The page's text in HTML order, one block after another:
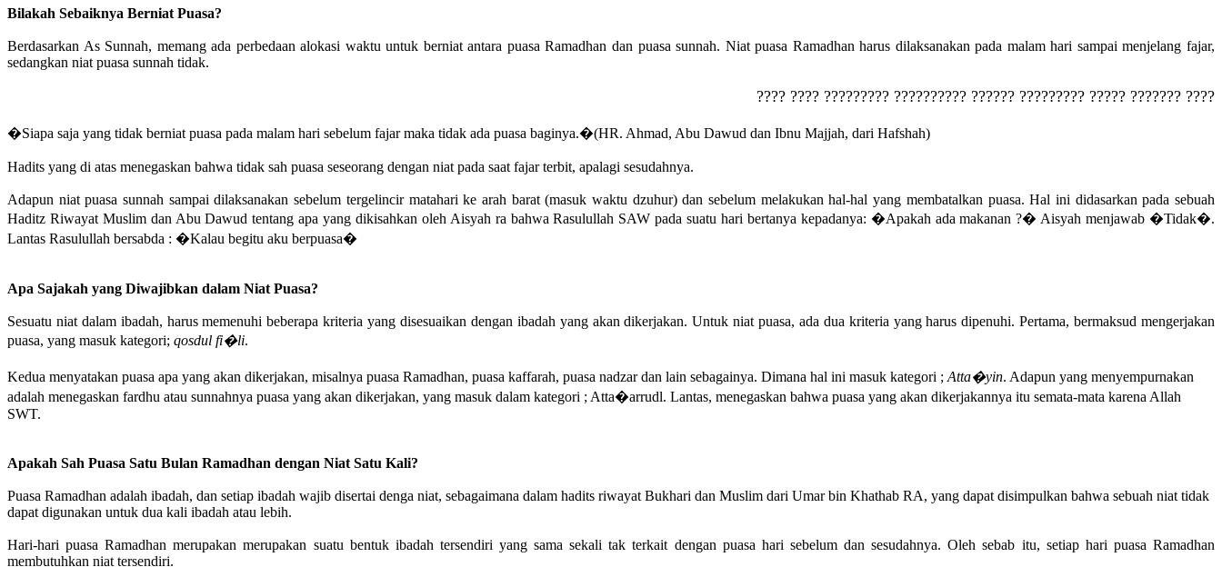
Bilakah Sebaiknya Berniat Puasa?
Berdasarkan As Sunnah, memang ada perbedaan alokasi waktu untuk berniat antara puasa Ramadhan dan puasa sunnah. Niat puasa Ramadhan harus dilaksanakan pada malam hari sampai menjelang fajar,
sedangkan niat puasa sunnah tidak.
???? ???? ????????? ?????????? ?????? ????????? ????? ??????? ????
�Siapa saja yang tidak berniat puasa pada malam hari sebelum fajar maka tidak ada puasa baginya.�(HR. Ahmad, Abu Dawud dan Ibnu Majjah, dari Hafshah)
Hadits yang di atas menegaskan bahwa tidak sah puasa seseorang dengan niat pada saat fajar terbit, apalagi sesudahnya.
Adapun niat puasa sunnah sampai dilaksanakan sebelum tergelincir matahari ke arah barat (masuk waktu dzuhur) dan sebelum melakukan hal-hal yang membatalkan puasa. Hal ini didasarkan pada sebuah
Haditz Riwayat Muslim dan Abu Dawud tentang apa yang dikisahkan oleh Aisyah ra bahwa Rasulullah SAW pada suatu hari bertanya kepadanya: �Apakah ada makanan ?� Aisyah menjawab �Tidak�.
Lantas Rasulullah bersabda : �Kalau begitu aku berpuasa�
Apa Sajakah yang Diwajibkan dalam Niat Puasa?
Sesuatu niat dalam ibadah, harus memenuhi beberapa kriteria yang disesuaikan dengan ibadah yang akan dikerjakan. Untuk niat puasa, ada dua kriteria yang harus dipenuhi. Pertama, bermaksud mengerjakan
puasa, yang masuk kategori; qosdul fi�li.
Kedua menyatakan puasa apa yang akan dikerjakan, misalnya puasa Ramadhan, puasa kaffarah, puasa nadzar dan lain sebagainya. Dimana hal ini masuk kategori ; Atta�yin. Adapun yang menyempurnakan
adalah menegaskan fardhu atau sunnahnya puasa yang akan dikerjakan, yang masuk dalam kategori ; Atta�arrudl. Lantas, menegaskan bahwa puasa yang akan dikerjakannya itu semata-mata karena Allah
SWT.
Apakah Sah Puasa Satu Bulan Ramadhan dengan Niat Satu Kali?
Puasa Ramadhan adalah ibadah, dan setiap ibadah wajib disertai denga niat, sebagaimana dalam hadits riwayat Bukhari dan Muslim dari Umar bin Khathab RA, yang dapat disimpulkan bahwa sebuah niat tidak
dapat digunakan untuk dua kali ibadah atau lebih.
Hari-hari puasa Ramadhan merupakan merupakan suatu bentuk ibadah tersendiri yang sama sekali tak terkait dengan puasa hari sebelum dan sesudahnya. Oleh sebab itu, setiap hari puasa Ramadhan
membutuhkan niat tersendiri.